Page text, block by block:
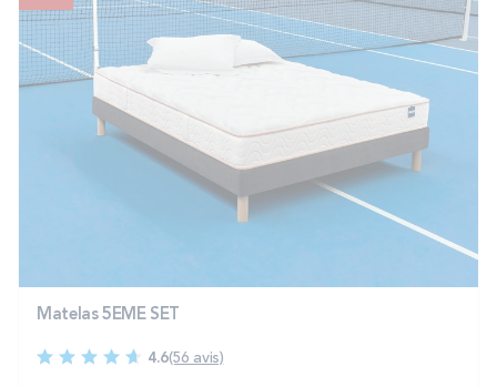
Matelas 5EME SET
4.6(56 avis)